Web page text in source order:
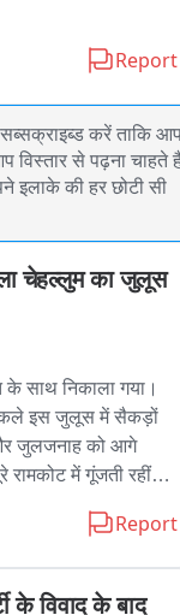
Report
करें ताकि
से पढ़ना चाहते
इलाके की हर छोटी सी
चेहल्लुम का जुलूस
साथ निकाला गया।
इस जुलूस में सैकड़ों
जुलजनाह को आगे
में गूंजती रहीं।
ने सुरक्षा के कड़े Report
के विवाद के बाद